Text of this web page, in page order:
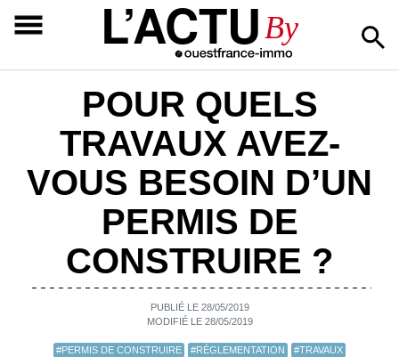
L’ACTUBy
POUR QUELS
TRAVAUX AVEZ-
VOUS BESOIN D’UN
PERMIS DE
CONSTRUIRE ?
PUBLIÉ LE 28/05/2019
MODIFIÉ LE 28/05/2019
#PERMIS DE CONSTRUIRE #RÉGLEMENTATION #TRAVAUX